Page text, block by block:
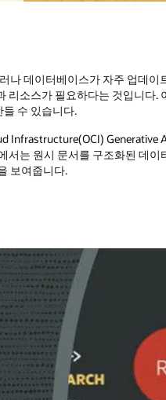
나 데이터베이스가 자주 업데이
소스가 필요하다는 것입니다.
수 있습니다.
Infrastructure(OCI) Generative
서는 원시 문서를 구조화된 데이
보여줍니다.